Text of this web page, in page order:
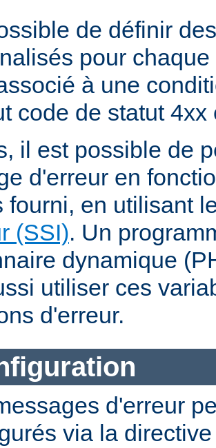
de définir
pour
à une
code de statut 4xx
il est possible de
d'erreur en
fourni, en utilisant
(SSI). Un
dynamique
utiliser ces
d'erreur.
d'erreur
via la